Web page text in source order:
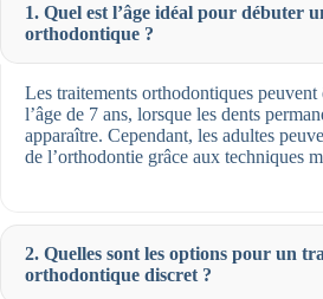
1. Quel est l’âge idéal pour débuter
orthodontique ?
Les traitements orthodontiques peuvent
l’âge de 7 ans, lorsque les dents
apparaître. Cependant, les adultes
de l’orthodontie grâce aux techniques
2. Quelles sont les options pour un
orthodontique discret ?